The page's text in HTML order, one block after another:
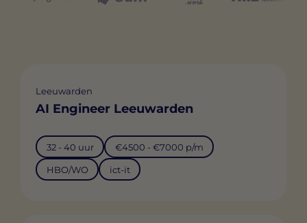
Leeuwarden
AI Engineer Leeuwarden
32 - 40 uur €4500 - €7000 p/m
HBO/WO ict-it